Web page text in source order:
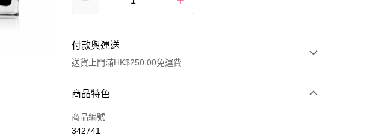
付款與運送
送貨上門滿HK$250.00免運費
付款方式
信用卡
商品特色
商品編號
342741